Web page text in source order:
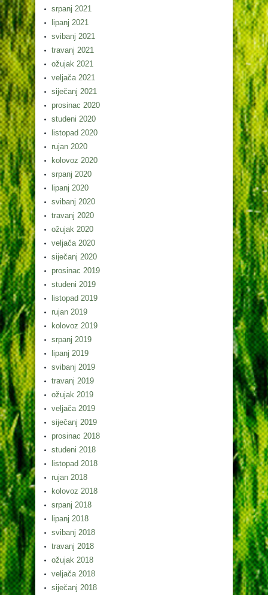
srpanj 2021
lipanj 2021
svibanj 2021
travanj 2021
ožujak 2021
veljača 2021
siječanj 2021
prosinac 2020
studeni 2020
listopad 2020
rujan 2020
kolovoz 2020
srpanj 2020
lipanj 2020
svibanj 2020
travanj 2020
ožujak 2020
veljača 2020
siječanj 2020
prosinac 2019
studeni 2019
listopad 2019
rujan 2019
kolovoz 2019
srpanj 2019
lipanj 2019
svibanj 2019
travanj 2019
ožujak 2019
veljača 2019
siječanj 2019
prosinac 2018
studeni 2018
listopad 2018
rujan 2018
kolovoz 2018
srpanj 2018
lipanj 2018
svibanj 2018
travanj 2018
ožujak 2018
veljača 2018
siječanj 2018